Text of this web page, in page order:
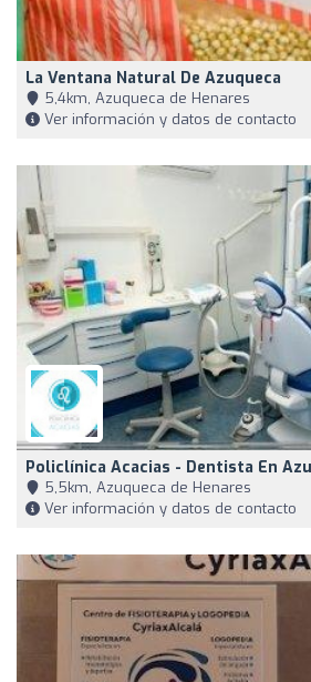
La Ventana Natural De Azuqueca
5,4km, Azuqueca de Henares
Ver información y datos de contacto
Policlínica Acacias - Dentista En
5,5km, Azuqueca de Henares
Ver información y datos de contacto